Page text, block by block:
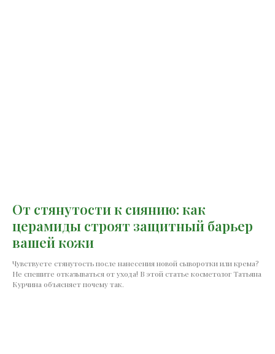
От стянутости к сиянию: как
церамиды строят защитный барьер
вашей кожи
Чувствуете стянутость после нанесения новой сыворотки или крема?
Не спешите отказываться от ухода! В этой статье косметолог Татьяна
Курчина объясняет почему так.